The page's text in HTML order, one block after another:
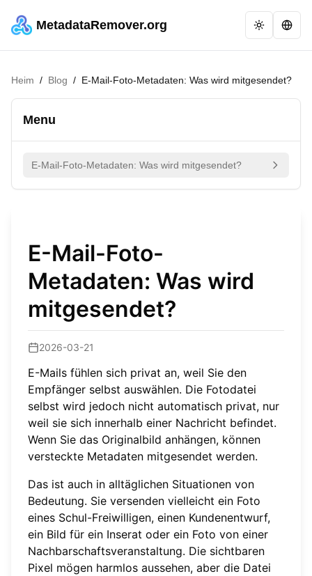
MetadataRemover.org
Heim / Blog / E-Mail-Foto-Metadaten: Was wird mitgesendet?
Menu
E-Mail-Foto-Metadaten: Was wird mitgesendet?
E-Mail-Foto-
Metadaten: Was wird
mitgesendet?
2026-03-21
E-Mails fühlen sich privat an, weil Sie den
Empfänger selbst auswählen. Die Fotodatei
selbst wird jedoch nicht automatisch privat, nur
weil sie sich innerhalb einer Nachricht befindet.
Wenn Sie das Originalbild anhängen, können
versteckte Metadaten mitgesendet werden.
Das ist auch in alltäglichen Situationen von
Bedeutung. Sie versenden vielleicht ein Foto
eines Schul-Freiwilligen, einen Kundenentwurf,
ein Bild für ein Inserat oder ein Foto von einer
Nachbarschaftsveranstaltung. Die sichtbaren
Pixel mögen harmlos aussehen, aber die Datei